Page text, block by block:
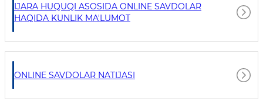
IJARA HUQUQI ASOSIDA ONLINE SAVDOLAR
HAQIDA KUNLIK MA'LUMOT
ONLINE SAVDOLAR NATIJASI